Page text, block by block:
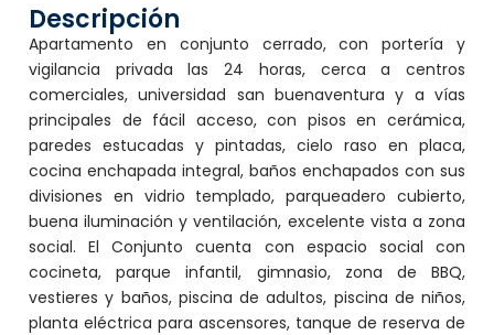
Descripción
Apartamento en conjunto cerrado, con portería y
vigilancia privada las 24 horas, cerca a centros
comerciales, universidad san buenaventura y a vías
principales de fácil acceso, con pisos en cerámica,
paredes estucadas y pintadas, cielo raso en placa,
cocina enchapada integral, baños enchapados con sus
divisiones en vidrio templado, parqueadero cubierto,
buena iluminación y ventilación, excelente vista a zona
social. El Conjunto cuenta con espacio social con
cocineta, parque infantil, gimnasio, zona de BBQ,
vestieres y baños, piscina de adultos, piscina de niños,
planta eléctrica para ascensores, tanque de reserva de